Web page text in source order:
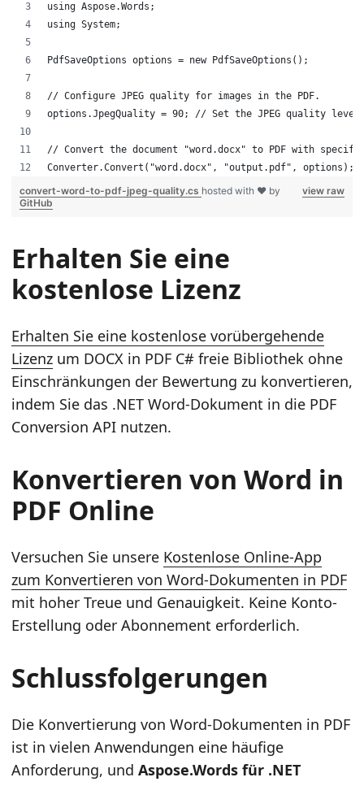
using Aspose.Words;
using System;
PdfSaveOptions options = new PdfSaveOptions();
// Configure JPEG quality for images in the PDF.
options.JpegQuality = 90; // Set the JPEG quality
// Convert the document "word.docx" to PDF with
Converter.Convert("word.docx", "output.pdf", options);
view raw
convert-word-to-pdf-jpeg-quality.cs hosted with ❤ by
GitHub
Erhalten Sie eine
kostenlose Lizenz
Erhalten Sie eine kostenlose vorübergehende
Lizenz um DOCX in PDF C# freie Bibliothek ohne
Einschränkungen der Bewertung zu konvertieren,
indem Sie das .NET Word-Dokument in die PDF
Conversion API nutzen.
Konvertieren von Word in
PDF Online
Versuchen Sie unsere Kostenlose Online-App
zum Konvertieren von Word-Dokumenten in PDF
mit hoher Treue und Genauigkeit. Keine Konto-
Erstellung oder Abonnement erforderlich.
Schlussfolgerungen
Die Konvertierung von Word-Dokumenten in PDF
ist in vielen Anwendungen eine häufige
Anforderung, und Aspose.Words für .NET